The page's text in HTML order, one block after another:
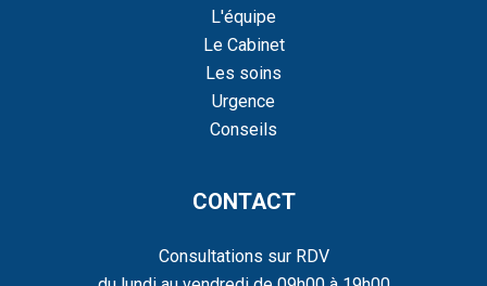
L'équipe
Le Cabinet
Les soins
Urgence
Conseils
CONTACT
Consultations sur RDV